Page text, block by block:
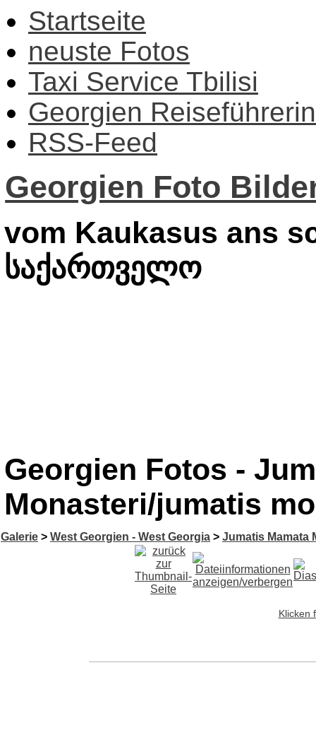
Startseite
neuste Fotos
Taxi Service Tbilisi
Georgien Reiseführerin
RSS-Feed
Georgien Foto
vom Kaukasus ans
საქართველო
Georgien Fotos -
Monasteri/jumatis
Galerie > West Georgien - West Georgia > Jumatis Mamata
Klicken